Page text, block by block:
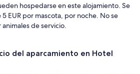
hospedarse en este alojamiento. Se
EUR por mascota, por noche. No se
de servicio.
del aparcamiento en Hotel